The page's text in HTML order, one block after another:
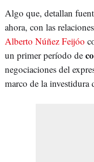
Algo que, detallan
ahora, con las
Alberto Núñez Feijóo
un primer período de
negociaciones del
marco de la